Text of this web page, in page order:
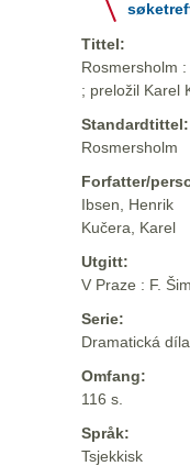
Tittel:
Rosmersholm :
; preložil Karel
Standardtittel:
Rosmersholm
Forfatter/
Ibsen, Henrik
Kučera, Karel
Utgitt:
V Praze : F.
Serie:
Dramatická
Omfang:
116 s.
Språk:
Tsjekkisk